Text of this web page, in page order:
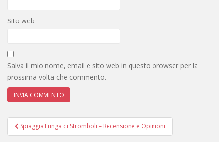
Sito web
Salva il mio nome, email e sito web in questo browser per la
prossima volta che commento.
Navigazione
articoli
Spiaggia Lunga di Stromboli – Recensione e Opinioni